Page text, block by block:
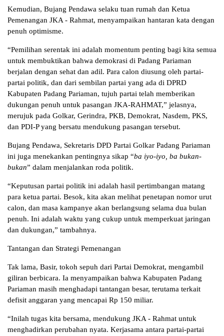
Kemudian, Bujang Pendawa selaku tuan rumah dan Ketua
Pemenangan JKA - Rahmat, menyampaikan hantaran kata dengan
penuh optimisme.
“Pemilihan serentak ini adalah momentum penting bagi kita semua
untuk membuktikan bahwa demokrasi di Padang Pariaman
berjalan dengan sehat dan adil. Para calon diusung oleh partai-
partai politik, dan dari sembilan partai yang ada di DPRD
Kabupaten Padang Pariaman, tujuh partai telah memberikan
dukungan penuh untuk pasangan JKA-RAHMAT,” jelasnya,
merujuk pada Golkar, Gerindra, PKB, Demokrat, Nasdem, PKS,
dan PDI-P yang bersatu mendukung pasangan tersebut.
Bujang Pendawa, Sekretaris DPD Partai Golkar Padang Pariaman
ini juga menekankan pentingnya sikap “ba iyo-iyo, ba bukan-
bukan” dalam menjalankan roda politik.
“Keputusan partai politik ini adalah hasil pertimbangan matang
para ketua partai. Besok, kita akan melihat penetapan nomor urut
calon, dan masa kampanye akan berlangsung selama dua bulan
penuh. Ini adalah waktu yang cukup untuk memperkuat jaringan
dan dukungan,” tambahnya.
Tantangan dan Strategi Pemenangan
Tak lama, Basir, tokoh sepuh dari Partai Demokrat, mengambil
giliran berbicara. Ia menyampaikan bahwa Kabupaten Padang
Pariaman masih menghadapi tantangan besar, terutama terkait
defisit anggaran yang mencapai Rp 150 miliar.
“Inilah tugas kita bersama, mendukung JKA - Rahmat untuk
menghadirkan perubahan nyata. Kerjasama antara partai-partai